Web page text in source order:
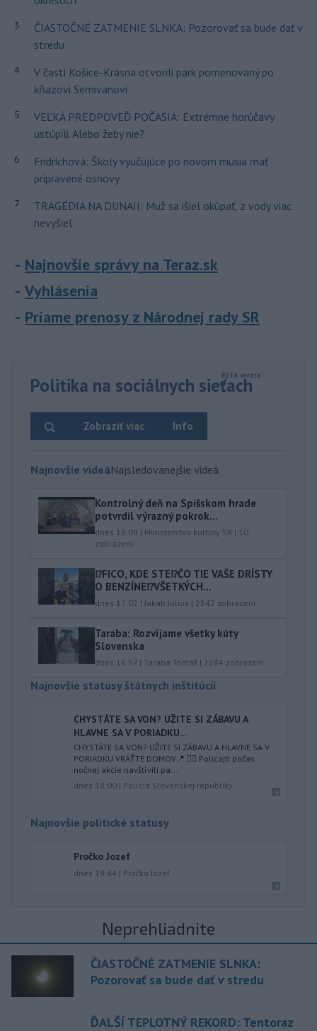
3
ČIASTOČNÉ ZATMENIE SLNKA: Pozorovať sa bude dať v
stredu
4
V časti Košice-Krásna otvorili park pomenovaný po
kňazovi Semivanovi
5
VEĽKÁ PREDPOVEĎ POČASIA: Extrémne horúčavy
ustúpili. Alebo žeby nie?
6
Fridrichová: Školy vyučujúce po novom musia mať
pripravené osnovy
7
TRAGÉDIA NA DUNAJI: Muž sa išiel okúpať, z vody viac
nevyšiel
Najnovšie správy na Teraz.sk
Vyhlásenia
Priame prenosy z Národnej rady SR
Politika na sociálnych sieťach
Info
Zobraziť viac
Najnovšie videáNajsledovanejšie videá
Kontrolný deň na Spišskom hrade
potvrdil výrazný pokrok...
dnes 18:09 | Ministerstvo kultúry SR | 10
zobrazení
⁉️FICO, KDE STE⁉️ČO TIE VAŠE DRÍSTY
O BENZÍNE⁉️VŠETKÝCH...
dnes 17:02 | Jakab Július | 2542 zobrazení
Taraba: Rozvíjame všetky kúty
Slovenska
dnes 16:57 | Taraba Tomáš | 2284 zobrazení
Najnovšie statusy štátnych inštitúcií
CHYSTÁTE SA VON? UŽITE SI ZÁBAVU A
HLAVNE SA V PORIADKU...
CHYSTÁTE SA VON? UŽITE SI ZÁBAVU A HLAVNE SA V
PORIADKU VRÁŤTE DOMOV📍 👮‍♂️ Policajti počas
nočnej akcie navštívili pa...
dnes 18:00 | Polícia Slovenskej republiky
Najnovšie politické statusy
Pročko Jozef
dnes 19:44 | Pročko Jozef
Neprehliadnite
ČIASTOČNÉ ZATMENIE SLNKA:
Pozorovať sa bude dať v stredu
ĎALŠÍ TEPLOTNÝ REKORD: Tentoraz